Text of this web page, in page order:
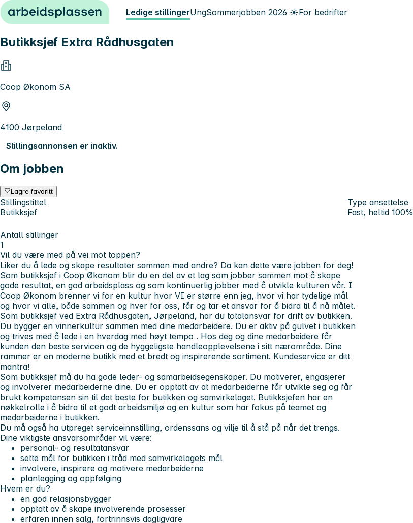
Hopp til innhold Ledige stillingerUngSommerjobben 2026 ☀️For bedrifter
Butikksjef Extra Rådhusgaten
Coop Økonom SA
4100 Jørpeland
Stillingsannonsen er inaktiv.
Om jobben
Lagre favoritt
Stillingstittel
Butikksjef
Type ansettelse
Fast, heltid 100%
Antall stillinger
1
Vil du være med på vei mot toppen?
Liker du å lede og skape resultater sammen med andre? Da kan dette være jobben for deg!
Som butikksjef i Coop Økonom blir du en del av et lag som jobber sammen mot å skape
gode resultat, en god arbeidsplass og som kontinuerlig jobber med å utvikle kulturen vår. I
Coop Økonom brenner vi for en kultur hvor VI er større enn jeg, hvor vi har tydelige mål
og hvor vi alle, både sammen og hver for oss, får og tar et ansvar for å bidra til å nå målet.
Som butikksjef ved Extra Rådhusgaten, Jørpeland, har du totalansvar for drift av butikken.
Du bygger en vinnerkultur sammen med dine medarbeidere. Du er aktiv på gulvet i butikken
og trives med å lede i en hverdag med høyt tempo . Hos deg og dine medarbeidere får
kunden den beste servicen og de hyggeligste handleopplevelsene i sitt nærområde. Dine
rammer er en moderne butikk med et bredt og inspirerende sortiment. Kundeservice er ditt
mantra!
Som butikksjef må du ha gode leder- og samarbeidsegenskaper. Du motiverer, engasjerer
og involverer medarbeiderne dine. Du er opptatt av at medarbeiderne får utvikle seg og får
brukt kompetansen sin til det beste for butikken og samvirkelaget. Butikksjefen har en
nøkkelrolle i å bidra til et godt arbeidsmiljø og en kultur som har fokus på teamet og
medarbeiderne i butikken.
Du må også ha utpreget serviceinnstilling, ordenssans og vilje til å stå på når det trengs.
Dine viktigste ansvarsområder vil være:
personal- og resultatansvar
sette mål for butikken i tråd med samvirkelagets mål
involvere, inspirere og motivere medarbeiderne
planlegging og oppfølging
Hvem er du?
en god relasjonsbygger
opptatt av å skape involverende prosesser
erfaren innen salg, fortrinnsvis dagligvare